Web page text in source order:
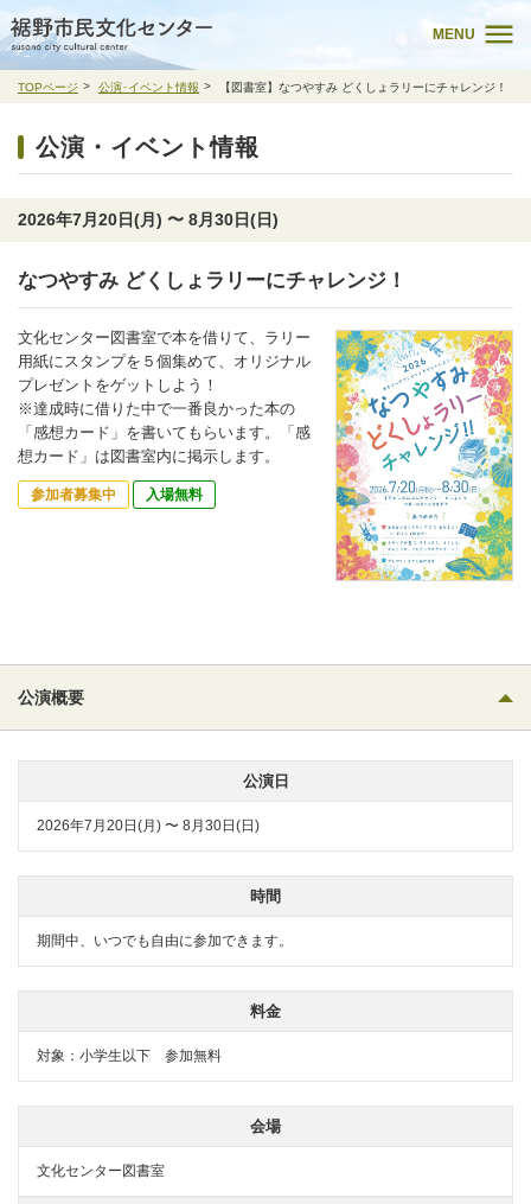
MENU
TOPページ 公演･イベント情報 【図書室】なつやすみ どくしょラリーにチャレンジ！
公演・イベント情報
2026年7月20日(月) 〜 8月30日(日)
なつやすみ どくしょラリーにチャレンジ！
文化センター図書室で本を借りて、ラリー
用紙にスタンプを５個集めて、オリジナル
プレゼントをゲットしよう！
※達成時に借りた中で一番良かった本の
「感想カード」を書いてもらいます。「感
想カード」は図書室内に掲示します。
参加者募集中 入場無料
公演概要
公演日
2026年7月20日(月) 〜 8月30日(日)
時間
期間中、いつでも自由に参加できます。
料金
対象：小学生以下 参加無料
会場
文化センター図書室